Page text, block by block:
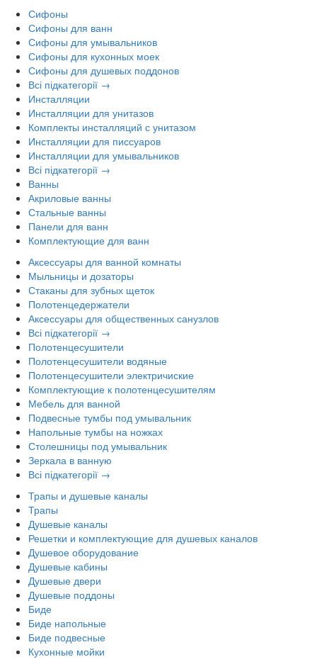
Сифоны
Сифоны для ванн
Сифоны для умывальников
Сифоны для кухонных моек
Сифоны для душевых поддонов
Всі підкатегорії →
Инсталляции
Инсталляции для унитазов
Комплекты инсталляций с унитазом
Инсталляции для писсуаров
Инсталляции для умывальников
Всі підкатегорії →
Ванны
Акриловые ванны
Стальные ванны
Панели для ванн
Комплектующие для ванн
Аксессуары для ванной комнаты
Мыльницы и дозаторы
Стаканы для зубных щеток
Полотенцедержатели
Аксессуары для общественных санузлов
Всі підкатегорії →
Полотенцесушители
Полотенцесушители водяные
Полотенцесушители электричиские
Комплектующие к полотенцесушителям
Мебель для ванной
Подвесные тумбы под умывальник
Напольные тумбы на ножках
Столешницы под умывальник
Зеркала в ванную
Всі підкатегорії →
Трапы и душевые каналы
Трапы
Душевые каналы
Решетки и комплектующие для душевых каналов
Душевое оборудование
Душевые кабины
Душевые двери
Душевые поддоны
Биде
Биде напольные
Биде подвесные
Кухонные мойки